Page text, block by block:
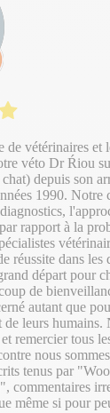
de vétérinaires et
véto Dr Ŕiou
depuis son
1990. Notre
rapport à la
réussite dans les
départ pour
de
autant que
de leurs humains.
remercier tous
nous
tenus par
commentaires
même si pour